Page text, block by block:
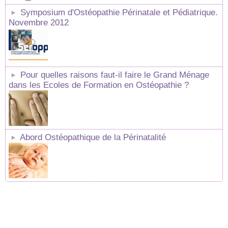
Symposium d'Ostéopathie Périnatale et Pédiatrique.
Novembre 2012
Pour quelles raisons faut-il faire le Grand Ménage
dans les Ecoles de Formation en Ostéopathie ?
Abord Ostéopathique de la Périnatalité